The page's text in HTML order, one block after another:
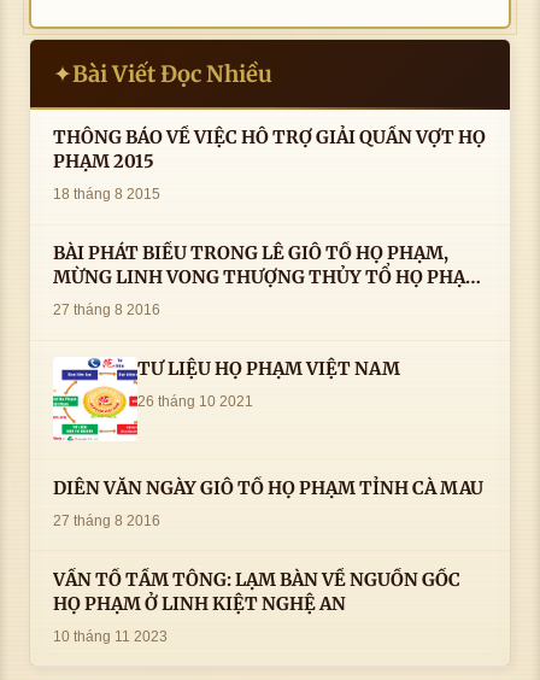
✦Bài Viết Đọc Nhiều
THÔNG BÁO VỀ VIỆC HỖ TRỢ GIẢI QUẦN VỢT HỌ
PHẠM 2015
18 tháng 8 2015
BÀI PHÁT BIỂU TRONG LÊ GIỖ TỔ HỌ PHẠM,
MỪNG LINH VONG THƯỢNG THỦY TỔ HỌ PHẠM
AN VỊ TAI CÀ MAU- ( 22/8/2016) CỦA LS.TS.NV.
27 tháng 8 2016
TƯ LIỆU HỌ PHẠM VIỆT NAM
26 tháng 10 2021
DIỄN VĂN NGÀY GIỖ TỔ HỌ PHẠM TỈNH CÀ MAU
27 tháng 8 2016
VẤN TỔ TẦM TÔNG: LẠM BÀN VỀ NGUỒN GỐC
HỌ PHẠM Ở LINH KIỆT NGHỆ AN
10 tháng 11 2023